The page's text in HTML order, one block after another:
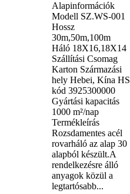
Alapinformációk
Modell SZ.WS-001
Hossz
30m,50m,100m
Háló 18X16,18X14
Szállítási Csomag
Karton Származási
hely Hebei, Kína HS
kód 3925300000
Gyártási kapacitás
1000 m²/nap
Termékleírás
Rozsdamentes acél
rovarháló az alap 30
alapból készült.A
rendelkezésre álló
anyagok közül a
legtartósabb...